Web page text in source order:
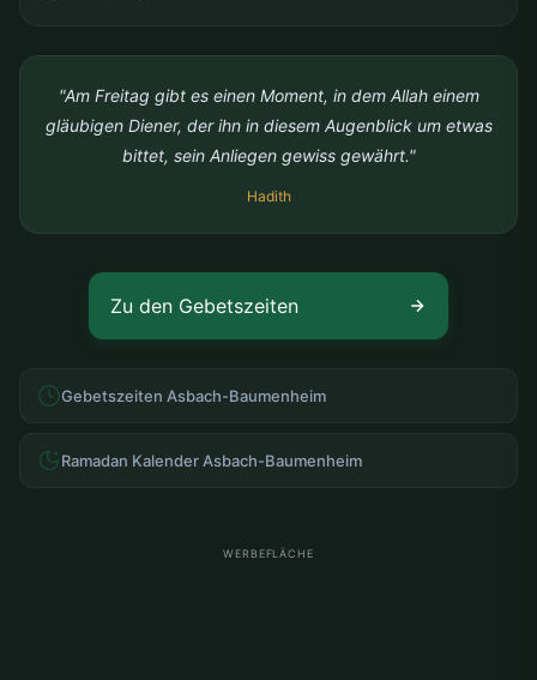
"Am Freitag gibt es einen Moment, in dem Allah einem
gläubigen Diener, der ihn in diesem Augenblick um etwas
bittet, sein Anliegen gewiss gewährt."
Hadith
Zu den Gebetszeiten
Gebetszeiten Asbach-Baumenheim
Ramadan Kalender Asbach-Baumenheim
WERBEFLÄCHE